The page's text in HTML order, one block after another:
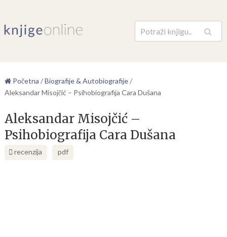
Pretraga
Početna /Biografije & Autobiografije/
Aleksandar Misojčić – Psihobiografija Cara Dušana
Aleksandar Misojčić –
Psihobiografija Cara Dušana
recenzija pdf